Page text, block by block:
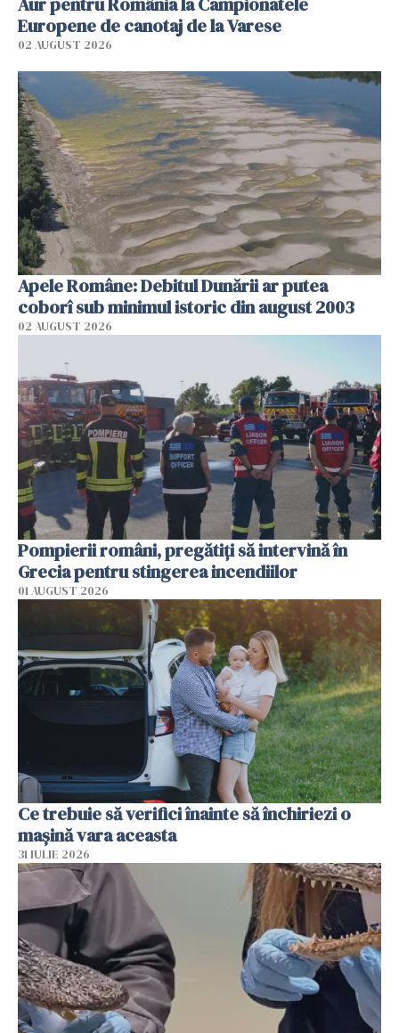
Europene de canotaj de la Varese
02 AUGUST 2026
Apele Române: Debitul Dunării ar putea
coborî sub minimul istoric din august 2003
02 AUGUST 2026
Pompierii români, pregătiţi să intervină în
Grecia pentru stingerea incendiilor
01 AUGUST 2026
Ce trebuie să verifici înainte să închiriezi o
mașină vara aceasta
31 IULIE 2026